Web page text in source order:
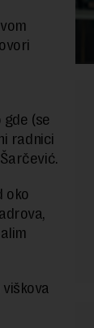
(se
radnici
oko